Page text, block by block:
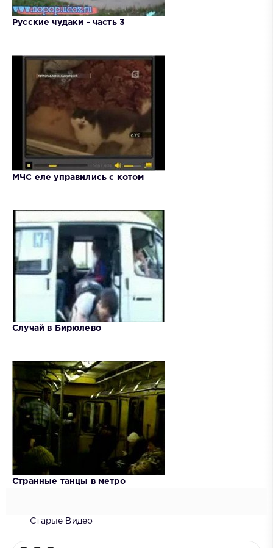
Русские чудаки - часть 3
МЧС еле управились с котом
Случай в Бирюлево
Странные танцы в метро
Старые Видео